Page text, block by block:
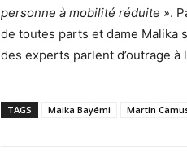
personne à mobilité réduite ».
de toutes parts et dame Malika
des experts parlent d’outrage à
TAGS Maika Bayémi Martin